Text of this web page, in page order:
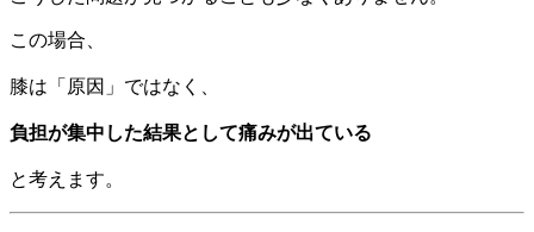
この場合、
膝は「原因」ではなく、
負担が集中した結果として痛みが出ている
と考えます。